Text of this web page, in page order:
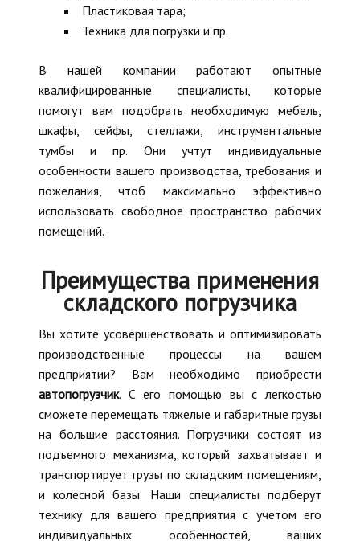
Пластиковая тара;
Техника для погрузки и пр.
В нашей компании работают опытные
квалифицированные специалисты, которые
помогут вам подобрать необходимую мебель,
шкафы, сейфы, стеллажи, инструментальные
тумбы и пр. Они учтут индивидуальные
особенности вашего производства, требования и
пожелания, чтоб максимально эффективно
использовать свободное пространство рабочих
помещений.
Преимущества применения
складского погрузчика
Вы хотите усовершенствовать и оптимизировать
производственные процессы на вашем
предприятии? Вам необходимо приобрести
автопогрузчик. С его помощью вы с легкостью
сможете перемещать тяжелые и габаритные грузы
на большие расстояния. Погрузчики состоят из
подъемного механизма, который захватывает и
транспортирует грузы по складским помещениям,
и колесной базы. Наши специалисты подберут
технику для вашего предприятия с учетом его
индивидуальных особенностей, ваших